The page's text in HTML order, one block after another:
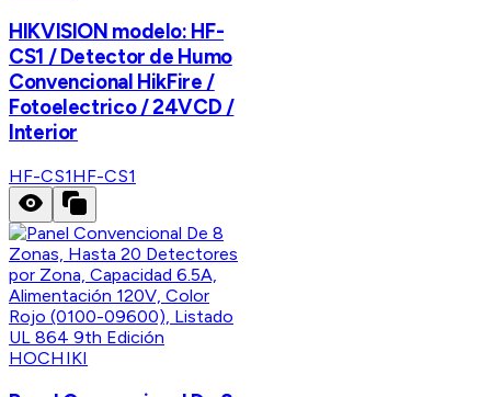
HIKVISION modelo: HF-
CS1 / Detector de Humo
Convencional HikFire /
Fotoelectrico / 24VCD /
Interior
HF-CS1HF-CS1
HOCHIKI